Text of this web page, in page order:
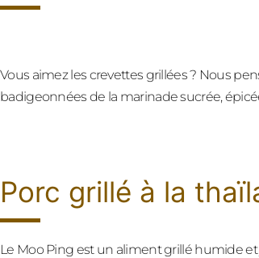
Vous aimez les crevettes grillées ? Nous
badigeonnées de la marinade sucrée,
Porc grillé à la
Le Moo Ping est un aliment grillé humide